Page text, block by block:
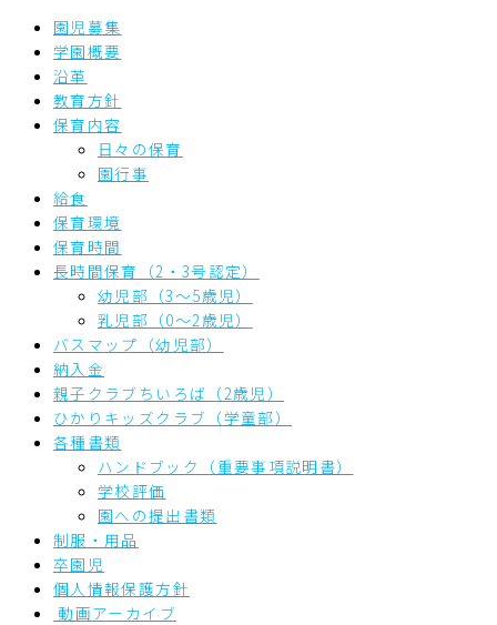
園児募集
学園概要
沿革
教育方針
保育内容
日々の保育
園行事
給食
保育環境
保育時間
長時間保育（2・3号認定）
幼児部（3～5歳児）
乳児部（0～2歳児）
バスマップ（幼児部）
納入金
親子クラブちいろば（2歳児）
ひかりキッズクラブ（学童部）
各種書類
ハンドブック（重要事項説明書）
学校評価
園への提出書類
制服・用品
卒園児
個人情報保護方針
動画アーカイブ